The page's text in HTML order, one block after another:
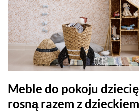
Meble do pokoju
rosną razem z